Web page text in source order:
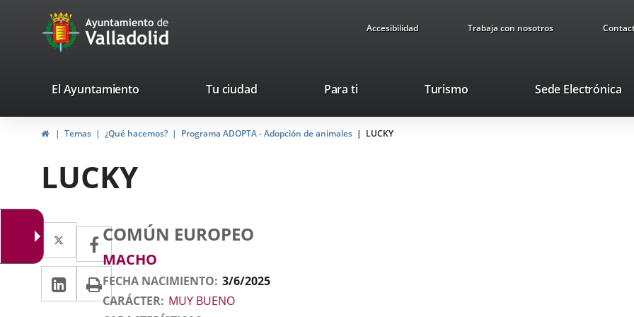
Portal
Web
Ayuntamiento
de
Accesibilidad Trabaja con nosotros
valladolid.es
El Ayuntamiento Tu ciudad Para ti TurismoEste
se
Sede Electrónica
InicioTemas ¿Qué hacemos? Programa ADOPTA - Adopción de animales LUCKY
LUCKY
Twitter
Enlace
a
una
aplicación
Facebook
Enlace
a
una
aplicación
LinkedIn
Enlace
a
Imprimir
Datos
del
animal
Animal
Gato
Raza
COMÚN EUROPEO
Sexo
MACHO
FECHA NACIMIENTO 3/6/2025
CARÁCTER MUY BUENO